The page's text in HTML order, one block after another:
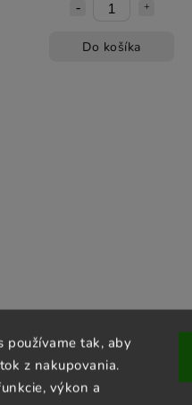
používame tak, aby
z nakupovania.
výkon a
Do košíka
Vilgain Shaker Pro – Rose
400 ml
Skladom